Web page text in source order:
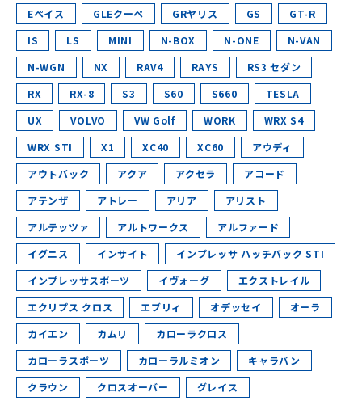
Eペイス
GLEクーペ GRヤリス GS
GT-R
IS
LS MINI N-BOX N-ONE
N-VAN
N-WGN
NX RAV4 RAYS
RS3 セダン
RX
RX-8 S3 S60 S660
TESLA
UX
VOLVO VW Golf WORK
WRX S4
WRX STI
X1 XC40 XC60
アウディ
アウトバック
アクア アクセラ
アコード
アテンザ
アトレー アリア
アリスト
アルテッツァ
アルトワークス
アルファード
イグニス
インサイト
インプレッサ ハッチバック STI
インプレッサスポーツ
イヴォーグ
エクストレイル
エクリプス クロス
エブリィ オデッセイ
オーラ
カイエン
カムリ
カローラクロス
カローラスポーツ
カローラルミオン
キャラバン
クラウン
クロスオーバー
グレイス